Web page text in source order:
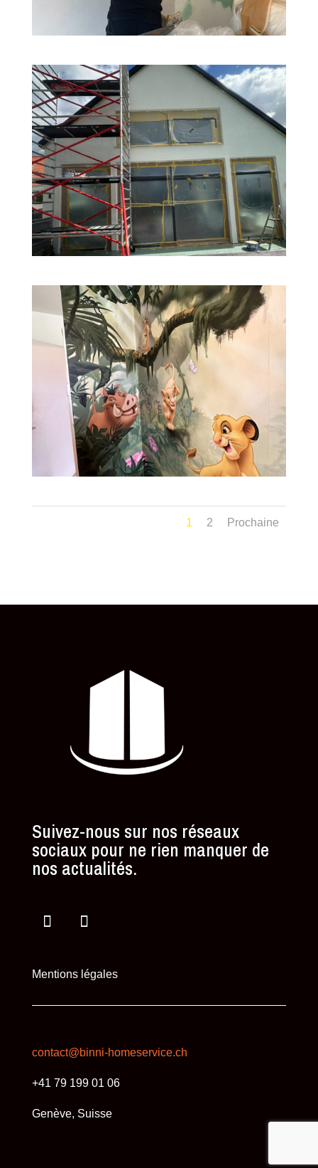
1 2 Prochaine
Suivez-nous sur nos réseaux
sociaux pour ne rien manquer de
nos actualités.
Mentions légales
contact@binni-homeservice.ch
+41 79 199 01 06
Genève, Suisse